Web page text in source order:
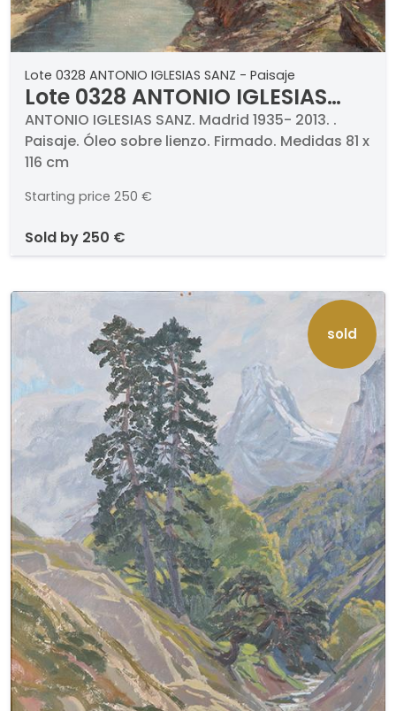
Lote 0328 ANTONIO IGLESIAS SANZ - Paisaje
Lote 0328 ANTONIO IGLESIAS
SANZ - Paisaje
ANTONIO IGLESIAS SANZ. Madrid 1935- 2013. .
Paisaje. Óleo sobre lienzo. Firmado. Medidas 81 x
116 cm
Starting price 250 €
sold by 250 €
sold